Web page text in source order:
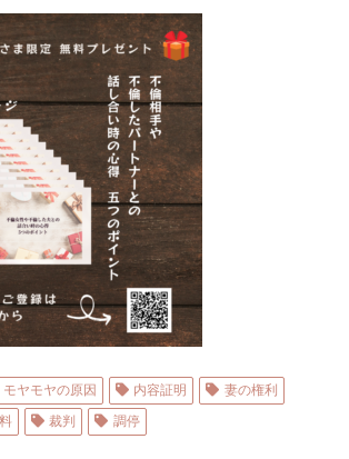
モヤモヤの原因 内容証明
妻の権利
裁判 調停